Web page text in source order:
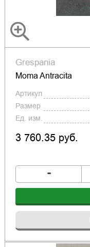
Grespania
Moma Antracita
Артикул
Размер
Ед. изм.
3 760.35 руб.
-